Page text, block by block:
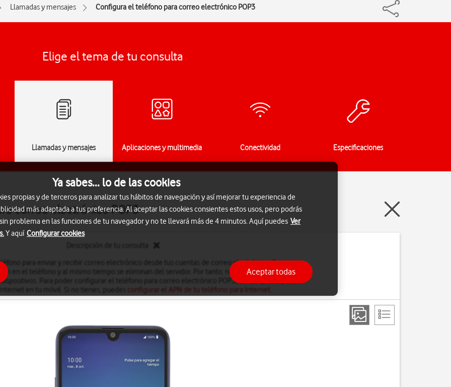
Llamadas y mensajes Configura el teléfono para correo electrónico POP3
Elige el tema de tu consulta
Llamadas y mensajes Aplicaciones y multimedia Conectividad Especificaciones
correo electrónico POP3
para enviar y recibir correo electrónico desde tus cuentas de correo electrónico. Con una
en el teléfono y al mismo tiempo se eliminan del servidor. Por tanto, no es posible acceder a
Para poder configurar el teléfono para correo electrónico POP3, tienes que disponer
configurar el APN de tu teléfono para Internet
Ya sabes... lo de las cookies
propias y de terceros para analizar tus hábitos de navegación y así mejorar tu experiencia de
más adaptada a tus preferencia. Al aceptar las cookies consientes estos usos, pero podrás
problema en las funciones de tu navegador y no te llevará más de 4 minutos. Aquí puedes Ver
Y aquí Configurar cookies
Aceptar todas